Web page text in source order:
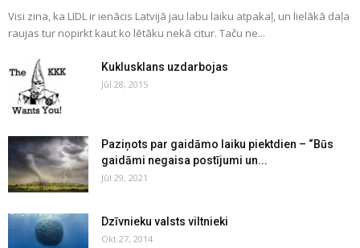
Visi zina, ka LIDL ir ienācis Latvijā jau labu laiku atpakaļ, un lielākā daļa
raujas tur nopirkt kaut ko lētāku nekā citur. Taču ne...
Kuklusklans uzdarbojas
Jūl 28, 2015
Paziņots par gaidāmo laiku piektdien – “Būs
gaidāmi negaisa postījumi un...
Jūl 29, 2021
Dzīvnieku valsts viltnieki
Okt 27, 2014